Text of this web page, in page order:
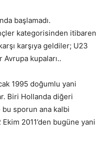
başlamadı.
kategorisinden itibaren
karşıya geldiler; U23
Avrupa kupaları..
1995 doğumlu yani
Biri Hollanda diğeri
bu sporun ana kalbi
2011’den bugüne yani